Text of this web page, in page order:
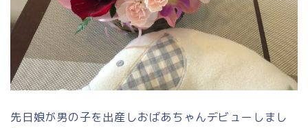
先日娘が男の子を出産しおばあちゃんデビューしまし